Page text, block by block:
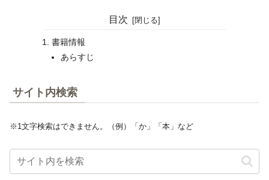
目次
書籍情報
あらすじ
サイト内検索
※1文字検索はできません。（例）「か」「本」など